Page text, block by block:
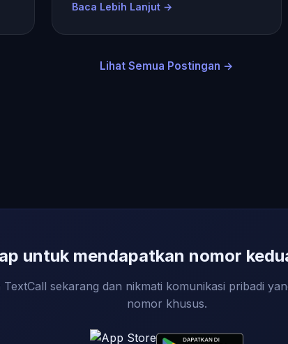
Baca Lebih Lanjut →
Lihat Semua Postingan →
untuk mendapatkan nomor
TextCall sekarang dan nikmati komunikasi pribadi
nomor khusus.